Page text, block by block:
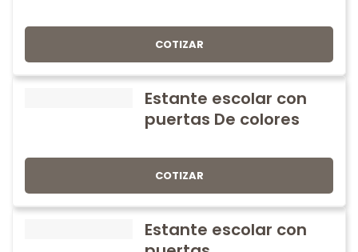
COTIZAR
Estante escolar con
puertas De colores
COTIZAR
Estante escolar con